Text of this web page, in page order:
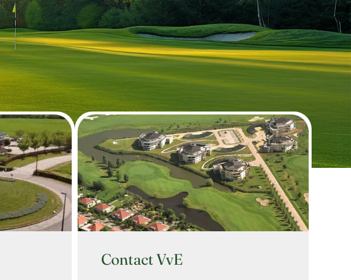
Contact VvE